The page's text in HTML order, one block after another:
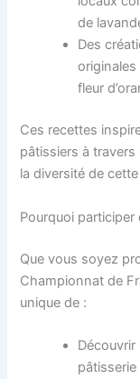
de
Des
originales
fleur
Ces recettes
pâtissiers à
la diversité de
Pourquoi
Que vous soyez
Championnat de
unique de :
pâtisserie